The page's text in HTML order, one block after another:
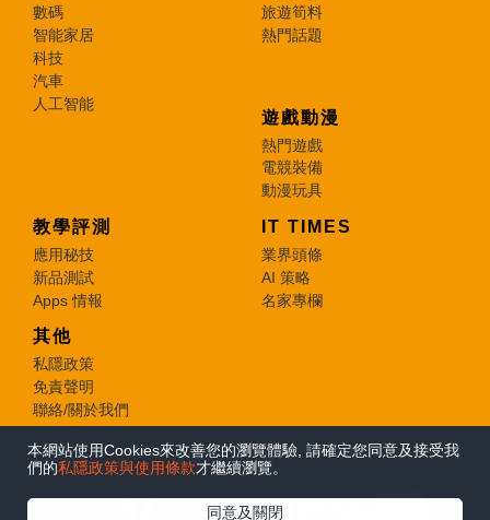
本網站使用Cookies來改善您的瀏覽體驗, 請確定您同意及接受我
們的私隱政策與使用條款才繼續瀏覽。
同意及關閉
數碼
智能家居
科技
汽車
人工智能
旅遊筍料
熱門話題
遊戲動漫
熱門遊戲
電競裝備
動漫玩具
教學評測
應用秘技
新品測試
Apps 情報
IT TIMES
業界頭條
AI 策略
名家專欄
其他
私隱政策
免責聲明
聯絡/關於我們
© 2026 e-zone. All Rights Reserved.